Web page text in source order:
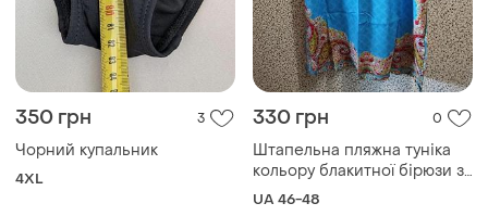
350 грн 3
Чорний купальник
4XL
330 грн 0
Штапельна пляжна туніка
кольору блакитної бірюзи зі
східним орнаментом 46/48
UA 46-48